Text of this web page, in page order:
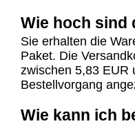
Wie hoch sind
Sie erhalten die
Paket. Die
zwischen 5,83 EUR
Bestellvorgang
Wie kann ich